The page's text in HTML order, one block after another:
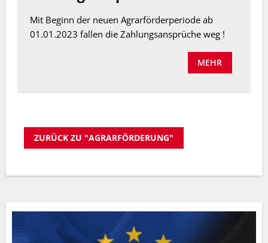
Mit Beginn der neuen Agrarförderperiode ab
01.01.2023 fallen die Zahlungsansprüche weg !
MEHR
ZURÜCK ZU "AGRARFÖRDERUNG"